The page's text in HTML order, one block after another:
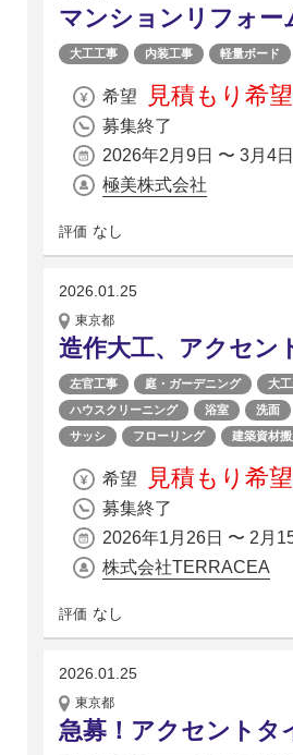
マンションリフォー
大工工事 内装工事 軽量ボード
希望 見積もり希望
募集終了
2026年2月9日 〜 3月4日
極美株式会社
評価 なし
2026.01.25
東京都
造作大工、アクセン
左官工事 庭・ガーデニング 大
ハウスクリーニング
浴室 洗面
サッシ
フローリング 建築資材搬
希望 見積もり希望
募集終了
2026年1月26日 〜 2月
株式会社TERRACEA
評価 なし
2026.01.25
東京都
急募！アクセントタ